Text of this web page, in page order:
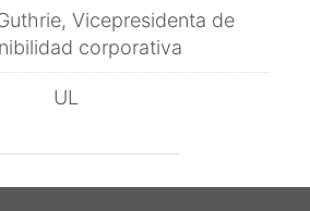
Vicepresidenta de
corporativa
UL